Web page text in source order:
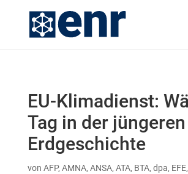
EU-Klimadienst:
Tag in der jüngeren
Erdgeschichte
von AFP, AMNA, ANSA, ATA, BTA, dpa,